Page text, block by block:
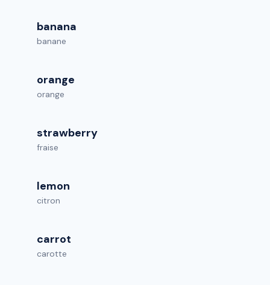
banana
banane
orange
orange
strawberry
fraise
lemon
citron
carrot
carotte